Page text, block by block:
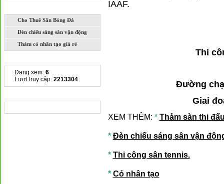
Cho Thuê Sân Bóng Đá
Đèn chiếu sáng sân vận động
Thảm cỏ nhân tạo giá rẻ
Đang xem: 6
Lượt truy cập: 2213304
IAAF.
Thi
Đường
Giai
XEM THÊM: * Thảm sàn thi
* Đèn chiếu sáng sân vận
* Thi công sân tennis.
* Cỏ nhân tạo